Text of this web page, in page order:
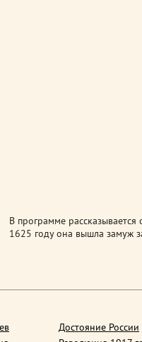
В программе
1625 году она вышла замуж
Достояние России